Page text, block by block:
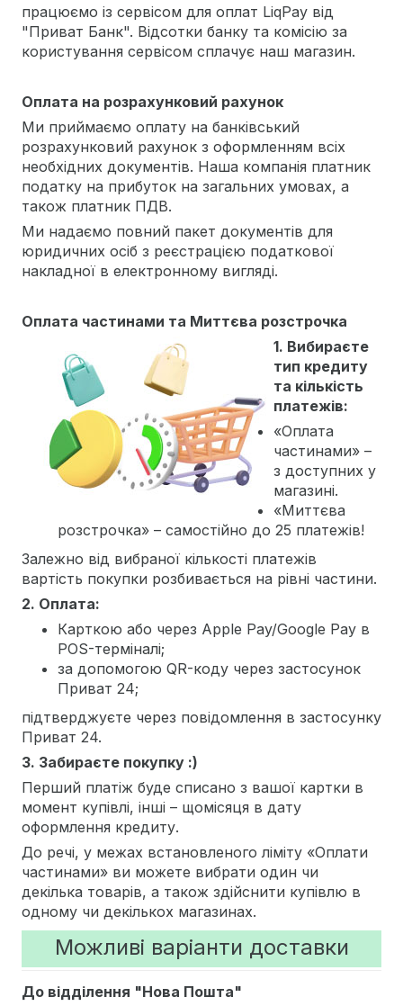
працюємо із сервісом для оплат LiqPay від
"Приват Банк". Відсотки банку та комісію за
користування сервісом сплачує наш магазин.
Оплата на розрахунковий рахунок
Ми приймаємо оплату на банківський
розрахунковий рахунок з оформленням всіх
необхідних документів. Наша компанія платник
податку на прибуток на загальних умовах, а
також платник ПДВ.
Ми надаємо повний пакет документів для
юридичних осіб з реєстрацією податкової
накладної в електронному вигляді.
Оплата частинами та Миттєва розстрочка
1. Вибираєте
тип кредиту
та кількість
платежів:
«Оплата
частинами» –
з доступних у
магазині.
«Миттєва
розстрочка» – самостійно до 25 платежів!
Залежно від вибраної кількості платежів
вартість покупки розбивається на рівні частини.
2. Оплата:
Карткою або через Apple Pay/Google Pay в
POS-терміналі;
за допомогою QR-коду через застосунок
Приват 24;
підтверджуєте через повідомлення в застосунку
Приват 24.
3. Забираєте покупку :)
Перший платіж буде списано з вашої картки в
момент купівлі, інші – щомісяця в дату
оформлення кредиту.
До речі, у межах встановленого ліміту «Оплати
частинами» ви можете вибрати один чи
декілька товарів, а також здійснити купівлю в
одному чи декількох магазинах.
Можливі варіанти доставки
До відділення "Нова Пошта"